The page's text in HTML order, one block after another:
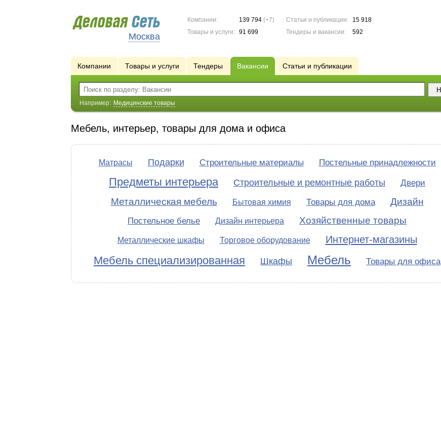
Москва
Компании: 139 794(+7)
Товары и услуги:
91 699
Статьи и публикации:
15 918
Тендеры и вакансии:
592
Компании Товары и услуги Тендеры Вакансии Статьи и публикации
Например: Медицинские товары
Мебель, интерьер, товары для дома и офиса
Матрасы Подарки Строительные материалы Постельные принадлежности
Предметы интерьера Строительные и ремонтные работы Двери
Металлическая мебель Бытовая химия Товары для дома Дизайн
Постельное белье Дизайн интерьера Хозяйственные товары
Металлические шкафы Торговое оборудование Интернет-магазины
Мебель специализированная Шкафы Мебель Товары для офиса